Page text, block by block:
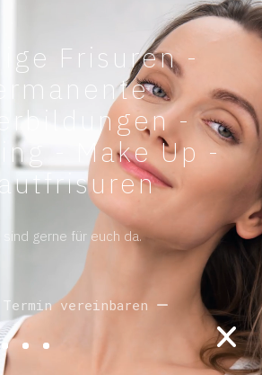
Frisuren -
-
- Make Up -
sind gerne für euch da.
vereinbaren